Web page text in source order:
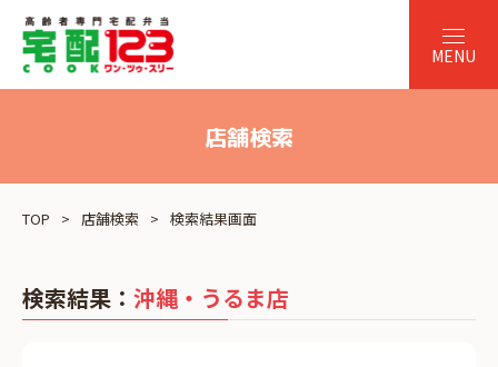
店舗検索
TOP 店舗検索 検索結果画面
検索結果： 沖縄・うるま店